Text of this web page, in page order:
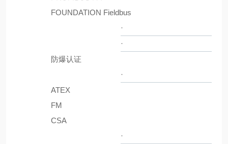
FOUNDATION Fieldbus
·
·
防爆认证
·
ATEX
FM
CSA
·